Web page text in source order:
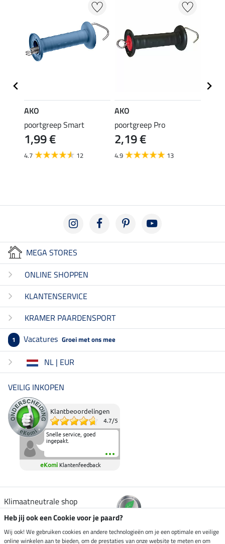
AKO
poortgreep Smart
1,99 €
4.7 12
AKO
poortgreep Pro
2,19 €
4.9 13
MEGA STORES
ONLINE SHOPPEN
KLANTENSERVICE
KRAMER PAARDENSPORT
1 Vacatures Groei met ons mee
NL | EUR
VEILIG INKOPEN
Klantbeoordelingen
4.7/5
Snelle service, goed
ingepakt.
eKomi Klantenfeedback
Klimaatneutrale shop
Verzending per
Heb jij ook een Cookie voor je paard?
Wij ook! We gebruiken cookies en andere technologieën om je een optimale en veilige
online winkelen aan te bieden, om de prestaties van onze website te meten en om